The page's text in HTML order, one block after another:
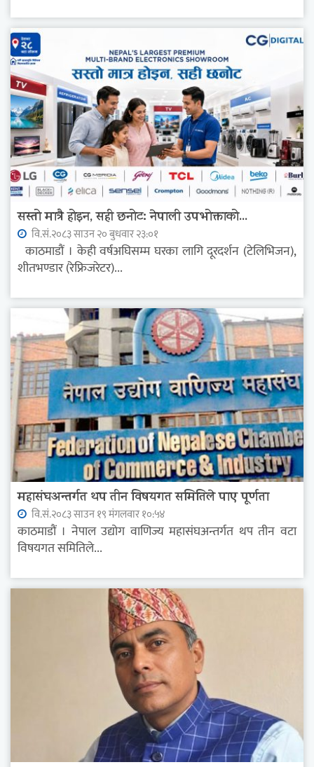
सस्तो मात्रै होइन, सही छनोट: नेपाली उपभोक्ताको...
वि.सं.२०८३ साउन २० बुधवार २३:०१
काठमाडौं । केही वर्षअघिसम्म घरका लागि दूरदर्शन (टेलिभिजन),
शीतभण्डार (रेफ्रिजरेटर)...
महासंघअन्तर्गत थप तीन विषयगत समितिले पाए पूर्णता
वि.सं.२०८३ साउन १९ मंगलवार १०:५४
काठमाडौं । नेपाल उद्योग वाणिज्य महासंघअन्तर्गत थप तीन वटा
विषयगत समितिले...